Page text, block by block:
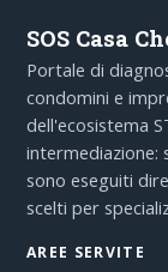
SOS Casa
Portale di
condomini e
dell'ecosistema
intermediazione:
sono eseguiti
scelti per
AREE SERVITE